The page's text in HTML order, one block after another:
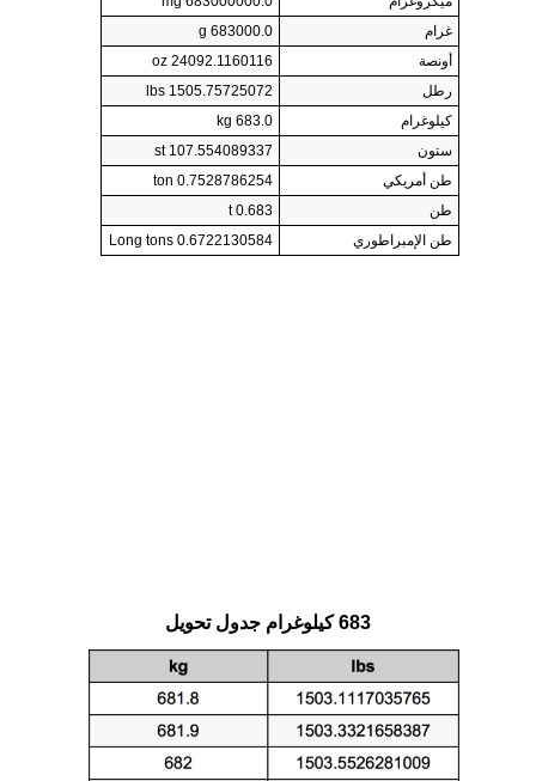
غرام
683000.0 g
أونصة
24092.1160116 oz
رطل
1505.75725072 lbs
كيلوغرام
683.0 kg
ستون
107.554089337 st
طن أمريكي
0.7528786254 ton
طن
0.683 t
طن الإمبراطوري
0.6722130584 Long tons
683 كيلوغرام جدول تحويل